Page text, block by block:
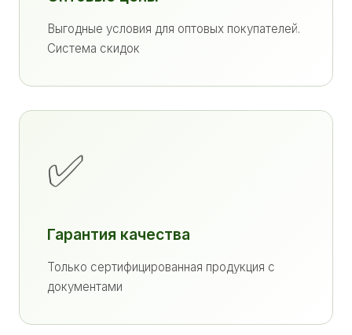
Выгодные условия для оптовых покупателей.
Система скидок
✅
Гарантия качества
Только сертифицированная продукция с
документами